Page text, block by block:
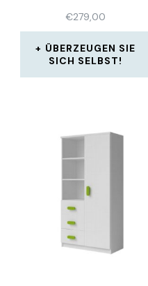
€279,00
ÜBERZEUGEN SIE
SICH SELBST!